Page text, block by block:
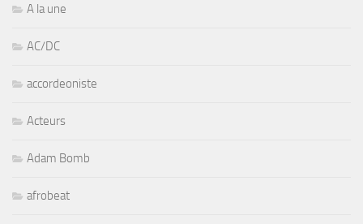
A la une
AC/DC
accordeoniste
Acteurs
Adam Bomb
afrobeat